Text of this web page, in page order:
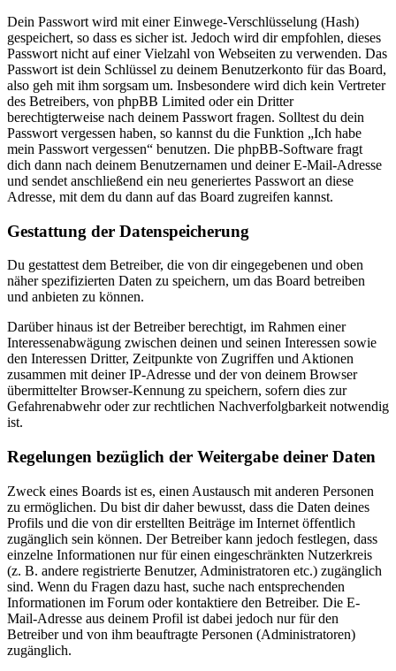
Dein Passwort wird mit einer Einwege-Verschlüsselung (Hash)
gespeichert, so dass es sicher ist. Jedoch wird dir empfohlen, dieses
Passwort nicht auf einer Vielzahl von Webseiten zu verwenden. Das
Passwort ist dein Schlüssel zu deinem Benutzerkonto für das Board,
also geh mit ihm sorgsam um. Insbesondere wird dich kein Vertreter
des Betreibers, von phpBB Limited oder ein Dritter
berechtigterweise nach deinem Passwort fragen. Solltest du dein
Passwort vergessen haben, so kannst du die Funktion „Ich habe
mein Passwort vergessen“ benutzen. Die phpBB-Software fragt
dich dann nach deinem Benutzernamen und deiner E-Mail-Adresse
und sendet anschließend ein neu generiertes Passwort an diese
Adresse, mit dem du dann auf das Board zugreifen kannst.
Gestattung der Datenspeicherung
Du gestattest dem Betreiber, die von dir eingegebenen und oben
näher spezifizierten Daten zu speichern, um das Board betreiben
und anbieten zu können.
Darüber hinaus ist der Betreiber berechtigt, im Rahmen einer
Interessenabwägung zwischen deinen und seinen Interessen sowie
den Interessen Dritter, Zeitpunkte von Zugriffen und Aktionen
zusammen mit deiner IP-Adresse und der von deinem Browser
übermittelter Browser-Kennung zu speichern, sofern dies zur
Gefahrenabwehr oder zur rechtlichen Nachverfolgbarkeit notwendig
ist.
Regelungen bezüglich der Weitergabe deiner Daten
Zweck eines Boards ist es, einen Austausch mit anderen Personen
zu ermöglichen. Du bist dir daher bewusst, dass die Daten deines
Profils und die von dir erstellten Beiträge im Internet öffentlich
zugänglich sein können. Der Betreiber kann jedoch festlegen, dass
einzelne Informationen nur für einen eingeschränkten Nutzerkreis
(z. B. andere registrierte Benutzer, Administratoren etc.) zugänglich
sind. Wenn du Fragen dazu hast, suche nach entsprechenden
Informationen im Forum oder kontaktiere den Betreiber. Die E-
Mail-Adresse aus deinem Profil ist dabei jedoch nur für den
Betreiber und von ihm beauftragte Personen (Administratoren)
zugänglich.